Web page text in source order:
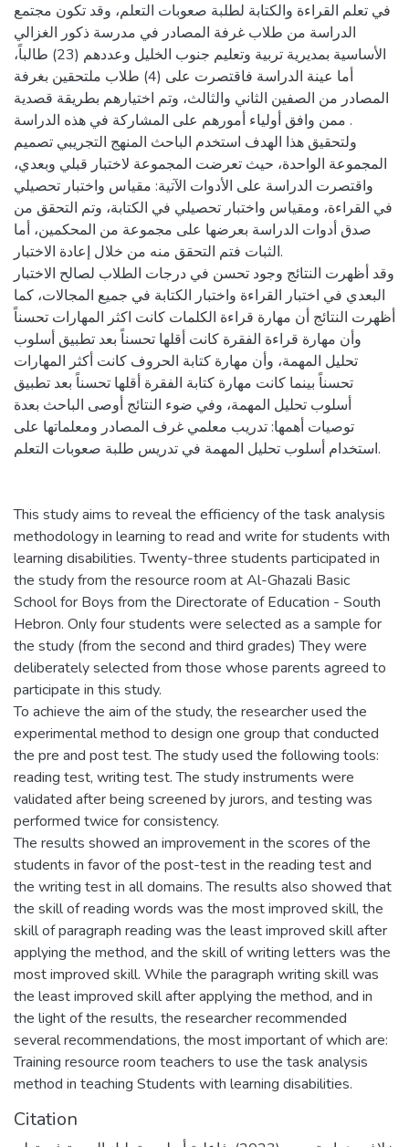
في تعلم القراءة والكتابة لطلبة صعوبات التعلم، وقد تكون مجتمع
الدراسة من طلاب غرفة المصادر في مدرسة ذكور الغزالي
الأساسية بمديرية تربية وتعليم جنوب الخليل وعددهم (23) طالباً،
أما عينة الدراسة فاقتصرت على (4) طلاب ملتحقين بغرفة
المصادر من الصفين الثاني والثالث، وتم اختيارهم بطريقة قصدية
ممن وافق أولياء أمورهم على المشاركة في هذه الدراسة .
ولتحقيق هذا الهدف استخدم الباحث المنهج التجريبي تصميم
المجموعة الواحدة، حيث تعرضت المجموعة لاختبار قبلي وبعدي،
واقتصرت الدراسة على الأدوات الآتية: مقياس واختبار تحصيلي
في القراءة، ومقياس واختبار تحصيلي في الكتابة، وتم التحقق من
صدق أدوات الدراسة بعرضها على مجموعة من المحكمين، أما
الثبات فتم التحقق منه من خلال إعادة الاختبار.
وقد أظهرت النتائج وجود تحسن في درجات الطلاب لصالح الاختبار
البعدي في اختبار القراءة واختبار الكتابة في جميع المجالات، كما
أظهرت النتائج أن مهارة قراءة الكلمات كانت اكثر المهارات تحسناً
وأن مهارة قراءة الفقرة كانت أقلها تحسناً بعد تطبيق أسلوب
تحليل المهمة، وأن مهارة كتابة الحروف كانت أكثر المهارات
تحسناً بينما كانت مهارة كتابة الفقرة أقلها تحسناً بعد تطبيق
أسلوب تحليل المهمة، وفي ضوء النتائج أوصى الباحث بعدة
توصيات أهمها: تدريب معلمي غرف المصادر ومعلماتها على
استخدام أسلوب تحليل المهمة في تدريس طلبة صعوبات التعلم.
This study aims to reveal the efficiency of the task analysis
methodology in learning to read and write for students with
learning disabilities. Twenty-three students participated in
the study from the resource room at Al-Ghazali Basic
School for Boys from the Directorate of Education - South
Hebron. Only four students were selected as a sample for
the study (from the second and third grades) They were
deliberately selected from those whose parents agreed to
participate in this study.
To achieve the aim of the study, the researcher used the
experimental method to design one group that conducted
the pre and post test. The study used the following tools:
reading test, writing test. The study instruments were
validated after being screened by jurors, and testing was
performed twice for consistency.
The results showed an improvement in the scores of the
students in favor of the post-test in the reading test and
the writing test in all domains. The results also showed that
the skill of reading words was the most improved skill, the
skill of paragraph reading was the least improved skill after
applying the method, and the skill of writing letters was the
most improved skill. While the paragraph writing skill was
the least improved skill after applying the method, and in
the light of the results, the researcher recommended
several recommendations, the most important of which are:
Training resource room teachers to use the task analysis
method in teaching Students with learning disabilities.
Citation